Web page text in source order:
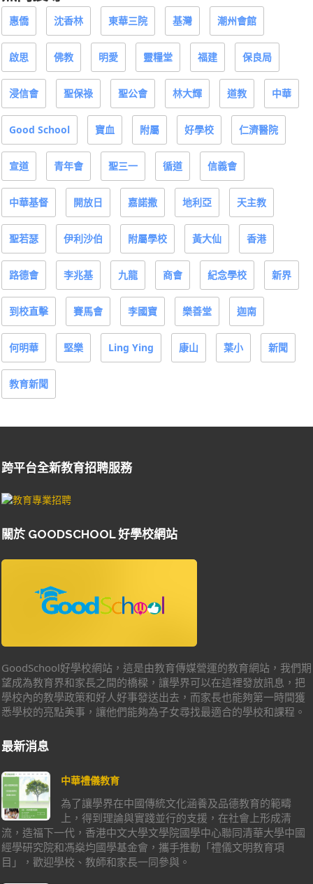
惠僑 沈香林 東華三院 基灣 潮州會館
啟思 佛教 明愛 靈糧堂 福建 保良局
浸信會 聖保祿 聖公會 林大輝 道教 中華
Good School 寶血 附屬 好學校 仁濟醫院
宣道 青年會 聖三一 循道 信義會
中華基督 開放日 嘉諾撒 地利亞 天主教
聖若瑟 伊利沙伯 附屬學校 黃大仙 香港
路德會 李兆基 九龍 商會 紀念學校 新界
到校直擊 賽馬會 李國寶 樂善堂 迦南
何明華 堅樂 Ling Ying 康山 葉小 新聞
教育新聞
跨平台全新教育招聘服務
關於 GOODSCHOOL 好學校網站
GoodSchool好學校網站，這是由教育傳媒營運的教育網站，我們期
望成為教育界和家長之間的橋樑，讓學界可以在這裡發放訊息，把
學校內的教學政策和好人好事發送出去，而家長也能夠第一時間獲
悉學校的亮點美事，讓他們能夠為子女尋找最適合的學校和課程。
最新消息
中華禮儀教育
為了讓學界在中國傳統文化涵養及品德教育的範疇
上，得到理論與實踐並行的支援，在社會上形成清
流，造福下一代，香港中文大學文學院國學中心聯同清華大學中國
經學研究院和馮燊均國學基金會，攜手推動「禮儀文明教育項
目」，歡迎學校、教師和家長一同參與。